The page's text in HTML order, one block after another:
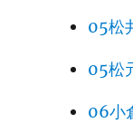
05松
05松
06小